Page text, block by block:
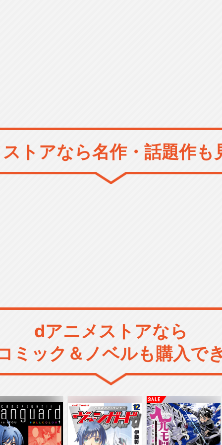
トアなら名作・話題作も
dアニメストアなら
ミック＆ノベルも購入で